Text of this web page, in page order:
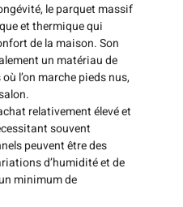
le parquet massif
et thermique qui
de la maison. Son
un matériau de
l’on marche pieds nus,
relativement élevé et
souvent
peuvent être des
d’humidité et de
minimum de